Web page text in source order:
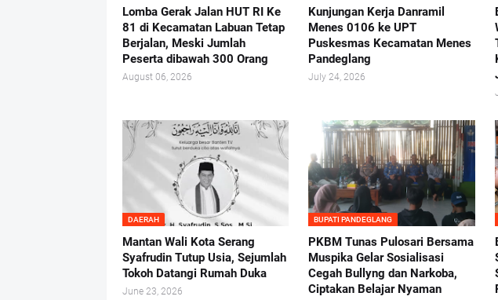
Lomba Gerak Jalan HUT RI Ke
81 di Kecamatan Labuan Tetap
Berjalan, Meski Jumlah
Peserta dibawah 300 Orang
August 06, 2026
Kunjungan Kerja Danramil
Menes 0106 ke UPT
Puskesmas Kecamatan Menes
Pandeglang
July 24, 2026
DAERAH
Mantan Wali Kota Serang
Syafrudin Tutup Usia, Sejumlah
Tokoh Datangi Rumah Duka
June 23, 2026
BUPATI PANDEGLANG
PKBM Tunas Pulosari Bersama
Muspika Gelar Sosialisasi
Cegah Bullyng dan Narkoba,
Ciptakan Belajar Nyaman